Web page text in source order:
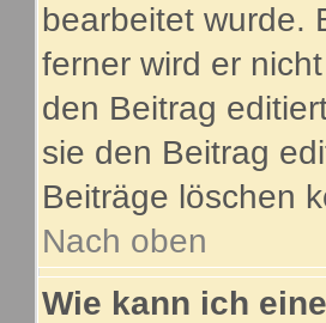
bearbeitet wurde.
ferner wird er
den Beitrag
sie den Beitrag
Beiträge löschen
Nach oben
Wie kann ich